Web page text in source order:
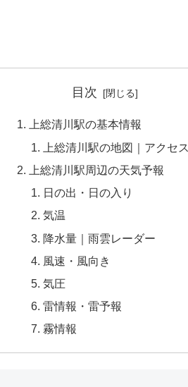
目次
上総清川駅の基本情報
上総清川駅の地図｜アクセス
上総清川駅周辺の天気予報
日の出・日の入り
気温
降水量｜雨雲レーダー
風速・風向き
気圧
雷情報・雷予報
霧情報